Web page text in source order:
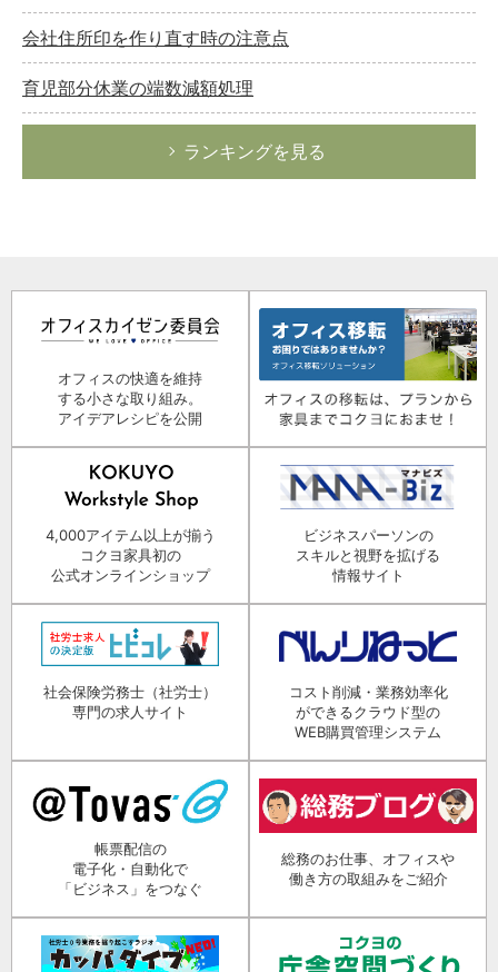
会社住所印を作り直す時の注意点
育児部分休業の端数減額処理
ランキングを見る
オフィスの快適を維持
する小さな取り組み。
アイデアレシピを公開
4,000アイテム以上が揃う
コクヨ家具初の
公式オンラインショップ
ビジネスパーソンの
スキルと視野を拡げる
情報サイト
社会保険労務士（社労士）
専門の求人サイト
コスト削減・業務効率化
ができるクラウド型の
WEB購買管理システム
帳票配信の
電子化・自動化で
「ビジネス」をつなぐ
総務のお仕事、オフィスや
働き方の取組みをご紹介